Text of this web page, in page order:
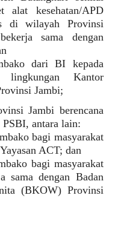
kesehatan/APD
di wilayah Provinsi
sama dengan
dari BI kepada
Kantor
Jambi;
Jambi berencana
antara lain:
bagi masyarakat
ACT; dan
bagi masyarakat
sama dengan Badan
(BKOW) Provinsi